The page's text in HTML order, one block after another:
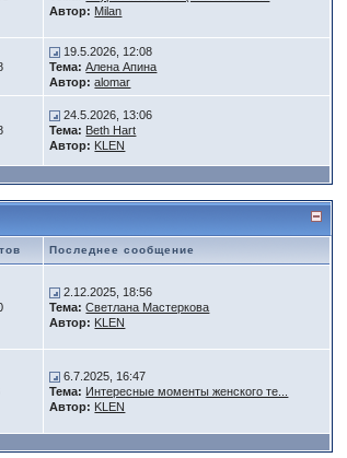
Автор: Milan
19.5.2026, 12:08
Тема: Алена Апина
Автор: alomar
24.5.2026, 13:06
Тема: Beth Hart
Автор: KLEN
Последнее сообщение
2.12.2025, 18:56
Тема: Светлана Мастеркова
Автор: KLEN
6.7.2025, 16:47
Тема: Интересные моменты женского те...
Автор: KLEN